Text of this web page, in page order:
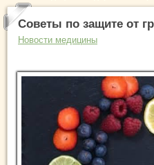
Советы по защите от
Новости медицины